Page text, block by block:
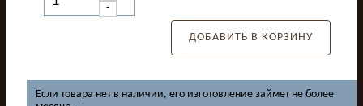
-
ДОБАВИТЬ В КОРЗИНУ
Если товара нет в наличии, его изготовление займет не более